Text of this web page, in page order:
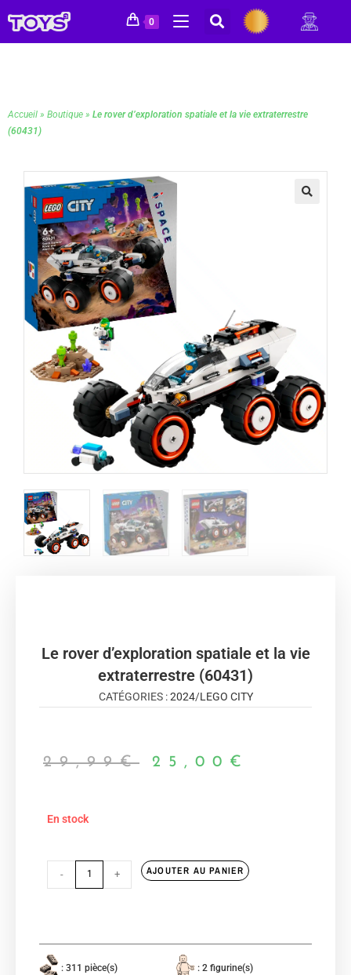
0
Accueil » Boutique » Le rover d’exploration spatiale et la vie extraterrestre
(60431)
Le rover d’exploration spatiale et la vie
extraterrestre (60431)
CATÉGORIES :2024/LEGO CITY
29,99€ 25,00 €
En stock
- + AJOUTER AU PANIER
: 311 pièce(s) : 2 figurine(s)